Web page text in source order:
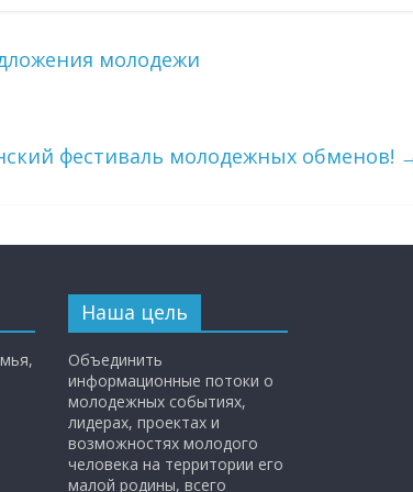
молодежи
фестиваль молодежных обменов!
Наша цель
Объединить
информационные потоки о
молодежных событиях,
лидерах, проектах и
возможностях молодого
человека на территории его
малой родины, всего